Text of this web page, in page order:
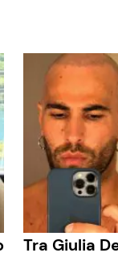
Tra Giulia